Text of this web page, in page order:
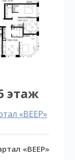
этаж
«ВЕЕР»
«ВЕЕР»